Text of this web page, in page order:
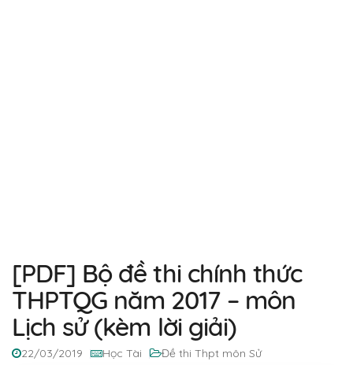
[PDF] Bộ đề thi chính thức
THPTQG năm 2017 – môn
Lịch sử (kèm lời giải)
22/03/2019 Học Tài Đề thi Thpt môn Sử